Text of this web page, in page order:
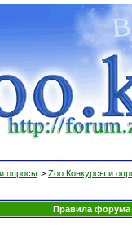
опросы > Zoo.Конкурсы и
Правила форума